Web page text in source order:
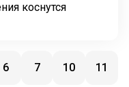
коснутся
6 7 10 11